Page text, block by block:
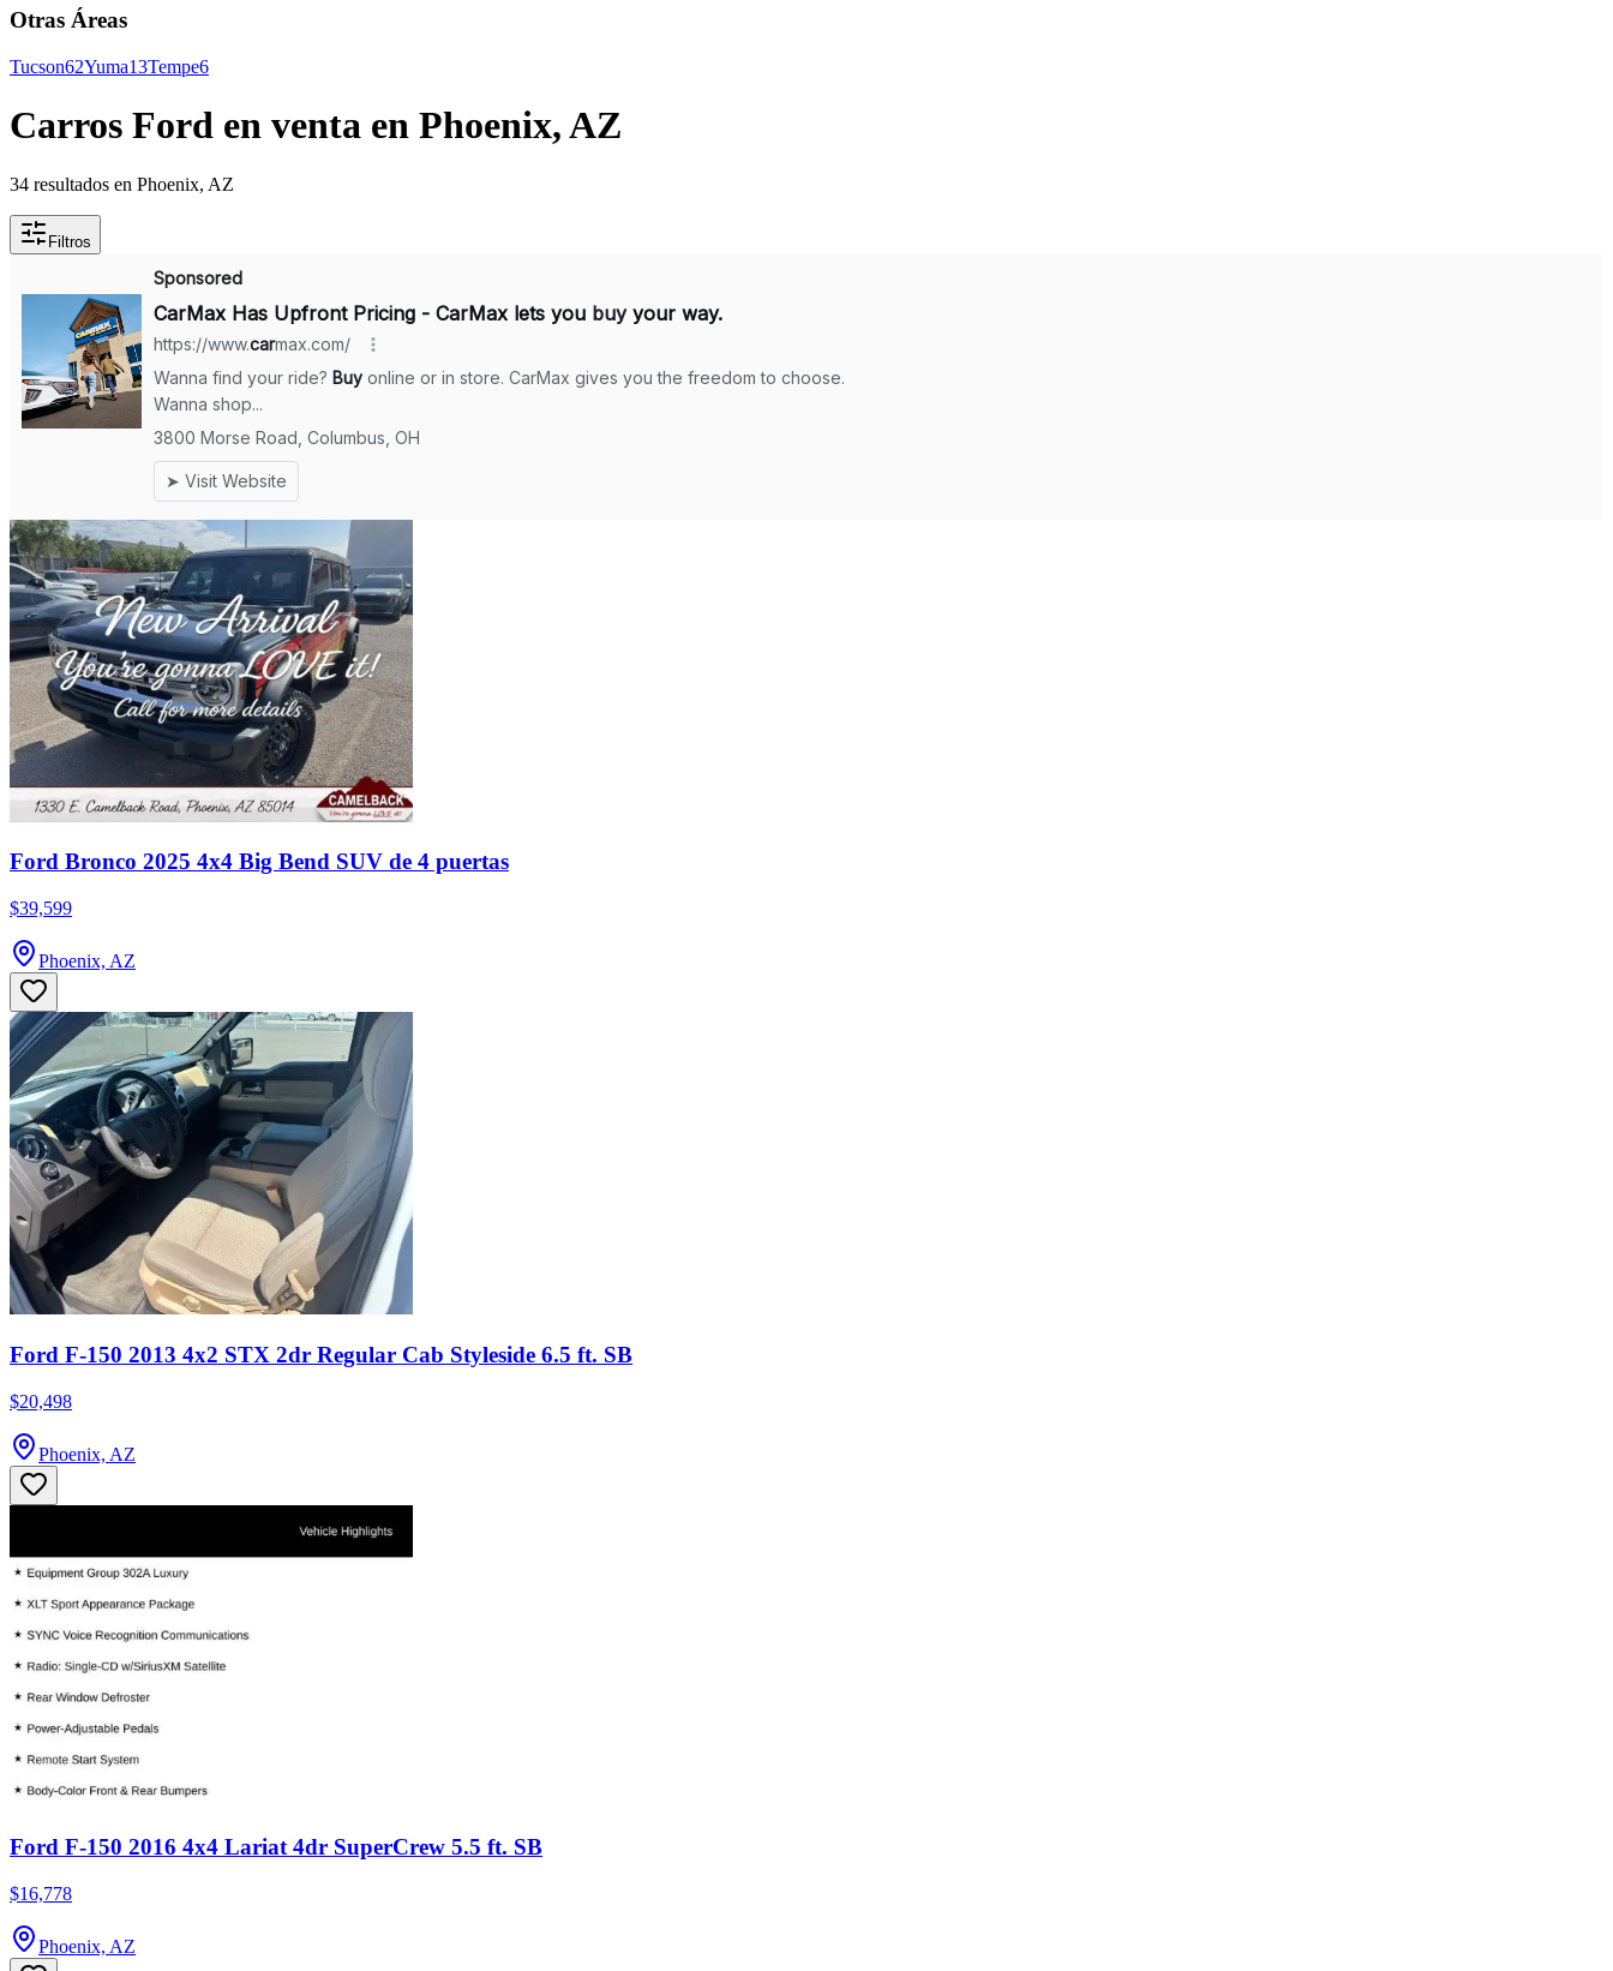
Otras Áreas
Tucson62Yuma13Tempe6
Carros Ford en venta en Phoenix, AZ
34 resultados en Phoenix, AZ
Filtros
Ford Bronco 2025 4x4 Big Bend SUV de 4 puertas
$39,599
Phoenix, AZ
Ford F-150 2013 4x2 STX 2dr Regular Cab Styleside 6.5 ft. SB
$20,498
Phoenix, AZ
Ford F-150 2016 4x4 Lariat 4dr SuperCrew 5.5 ft. SB
$16,778
Phoenix, AZ